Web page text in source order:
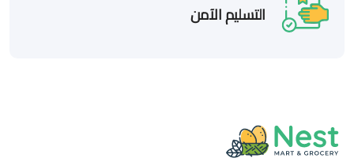
التسليم الآمن